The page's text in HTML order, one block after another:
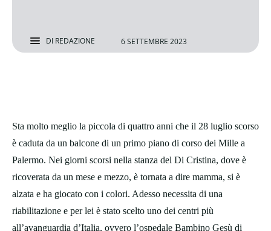
DI REDAZIONE 6 SETTEMBRE 2023
Sta molto meglio la piccola di quattro anni che il 28 luglio scorso
è caduta da un balcone di un primo piano di corso dei Mille a
Palermo. Nei giorni scorsi nella stanza del Di Cristina, dove è
ricoverata da un mese e mezzo, è tornata a dire mamma, si è
alzata e ha giocato con i colori. Adesso necessita di una
riabilitazione e per lei è stato scelto uno dei centri più
all’avanguardia d’Italia, ovvero l’ospedale Bambino Gesù di